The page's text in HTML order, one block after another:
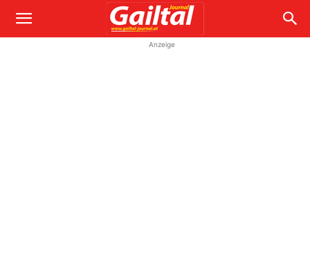
Anzeige